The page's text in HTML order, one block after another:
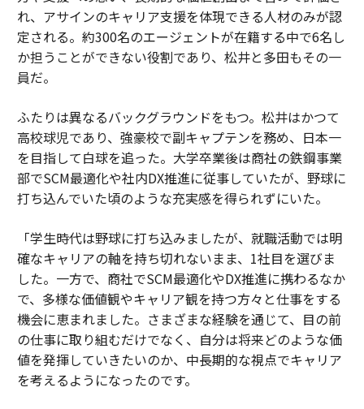
れ、アサインのキャリア支援を体現できる人材のみが認
定される。約300名のエージェントが在籍する中で6名し
か担うことができない役割であり、松井と多田もその一
員だ。
ふたりは異なるバックグラウンドをもつ。松井はかつて
高校球児であり、強豪校で副キャプテンを務め、日本一
を目指して白球を追った。大学卒業後は商社の鉄鋼事業
部でSCM最適化や社内DX推進に従事していたが、野球に
打ち込んでいた頃のような充実感を得られずにいた。
「学生時代は野球に打ち込みましたが、就職活動では明
確なキャリアの軸を持ち切れないまま、1社目を選びま
した。一方で、商社でSCM最適化やDX推進に携わるなか
で、多様な価値観やキャリア観を持つ方々と仕事をする
機会に恵まれました。さまざまな経験を通じて、目の前
の仕事に取り組むだけでなく、自分は将来どのような価
値を発揮していきたいのか、中長期的な視点でキャリア
を考えるようになったのです。